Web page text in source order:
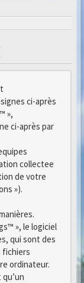
ci-après
»,
ci-après par
collectee
de votre
»).
», le logiciel
qui sont des
fichiers
ordinateur.